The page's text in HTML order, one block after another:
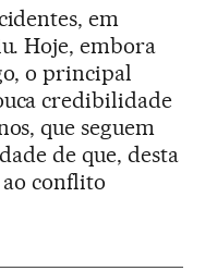
em
Hoje, embora
o principal
credibilidade
que seguem
de que, desta
conflito